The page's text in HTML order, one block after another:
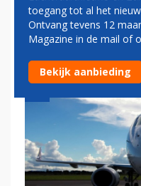
NIKI ZIET AF
VANAF
toegang tot al het
Ontvang tevens 12
Magazine in de mail of
Bekijk aanbieding